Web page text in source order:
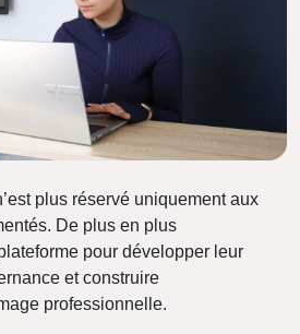
plus réservé uniquement aux
De plus en plus
pour développer leur
et construire
professionnelle.